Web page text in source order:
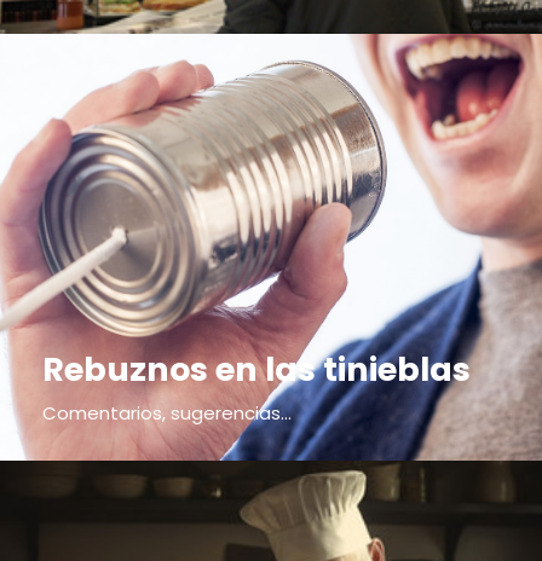
Rebuznos en las tinieblas
Comentarios, sugerencias...